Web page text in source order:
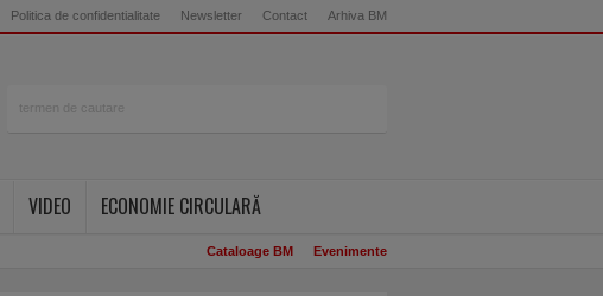
Politica de confidentialitate Newsletter Contact Arhiva BM
VIDEO
ECONOMIE CIRCULARĂ
Cataloage BM Evenimente